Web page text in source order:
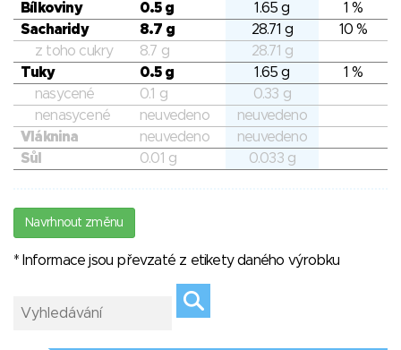
Bílkoviny
0.5 g 1.65 g
1 %
Sacharidy
8.7 g 28.71 g
10 %
z toho cukry
8.7 g
28.71 g
Tuky
0.5 g 1.65 g
1 %
nasycené
0.1 g
0.33 g
nenasycené
neuvedeno
neuvedeno
Vláknina
neuvedeno
neuvedeno
Sůl
0.01 g 0.033 g
Navrhnout změnu
* Informace jsou převzaté z etikety daného výrobku